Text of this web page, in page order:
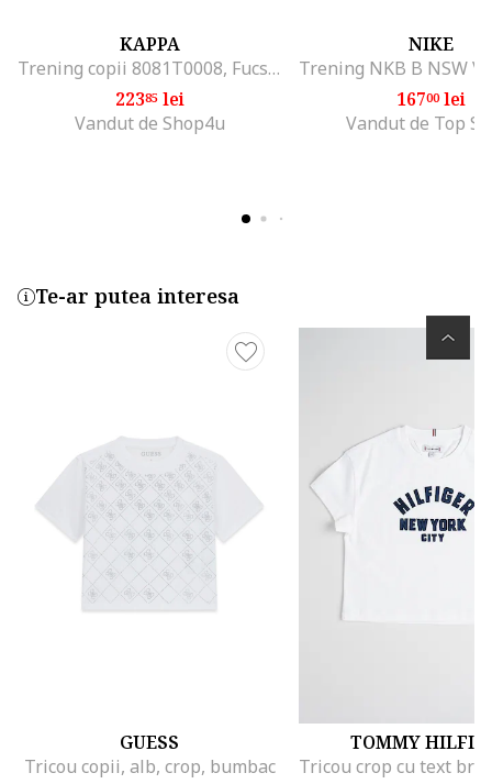
KAPPA
Trening copii 8081T0008, Fucsia/Albastru
22385lei
Vandut de Shop4u
NIKE
16700lei
Vandut de Top
Te-ar putea interesa
GUESS
Tricou copii, alb, crop, bumbac
TOMMY